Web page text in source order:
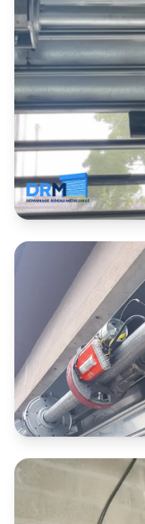
Contrats
pensés
d’Avignon et